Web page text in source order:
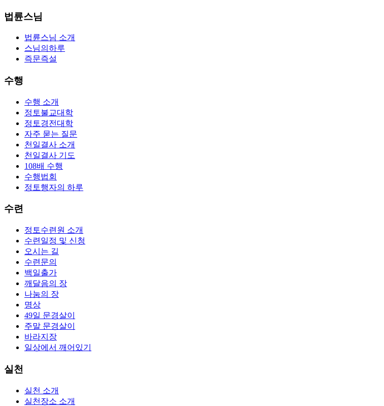
법륜스님
법륜스님 소개
스님의하루
즉문즉설
수행
수행 소개
정토불교대학
정토경전대학
자주 묻는 질문
천일결사 소개
천일결사 기도
108배 수행
수행법회
정토행자의 하루
수련
정토수련원 소개
수련일정 및 신청
오시는 길
수련문의
백일출가
깨달음의 장
나눔의 장
명상
49일 문경살이
주말 문경살이
바라지장
일상에서 깨어있기
실천
실천 소개
실천장소 소개